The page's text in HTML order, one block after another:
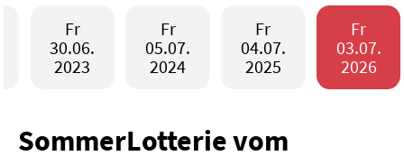
Fr
30.06.
2023
Fr
05.07.
2024
Fr
04.07.
2025
Fr
03.07.
2026
SommerLotterie vom
Spielgemeinschaften
Rubbellose